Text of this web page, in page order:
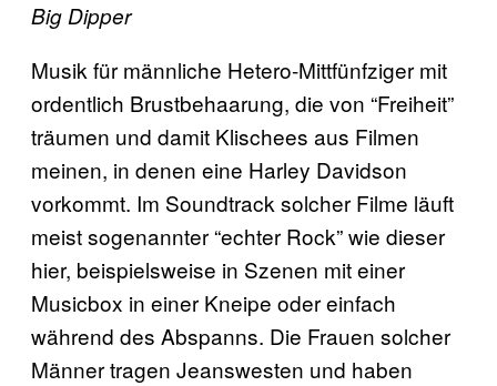
Big Dipper
Musik für männliche Hetero-Mittfünfziger mit
ordentlich Brustbehaarung, die von “Freiheit”
träumen und damit Klischees aus Filmen
meinen, in denen eine Harley Davidson
vorkommt. Im Soundtrack solcher Filme läuft
meist sogenannter “echter Rock” wie dieser
hier, beispielsweise in Szenen mit einer
Musicbox in einer Kneipe oder einfach
während des Abspanns. Die Frauen solcher
Männer tragen Jeanswesten und haben